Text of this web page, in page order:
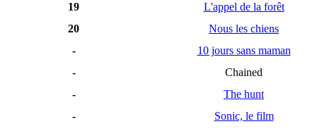
19
L'appel de la forêt
20
Nous les chiens
-
10 jours sans maman
-
Chained
-
The hunt
-
Sonic, le film